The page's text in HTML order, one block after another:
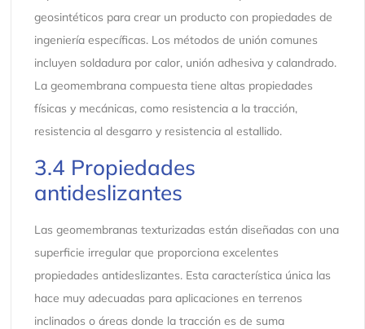
geosintéticos para crear un producto con propiedades de
ingeniería específicas. Los métodos de unión comunes
incluyen soldadura por calor, unión adhesiva y calandrado.
La geomembrana compuesta tiene altas propiedades
físicas y mecánicas, como resistencia a la tracción,
resistencia al desgarro y resistencia al estallido.
3.4 Propiedades
antideslizantes
Las geomembranas texturizadas están diseñadas con una
superficie irregular que proporciona excelentes
propiedades antideslizantes. Esta característica única las
hace muy adecuadas para aplicaciones en terrenos
inclinados o áreas donde la tracción es de suma